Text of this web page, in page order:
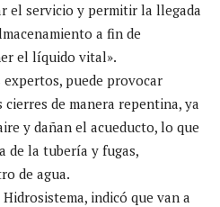
el servicio y permitir la llegada
a fin de
el líquido vital».
puede provocar
de manera repentina, ya
y dañan el acueducto, lo que
de la tubería y fugas,
de agua.
indicó que van a